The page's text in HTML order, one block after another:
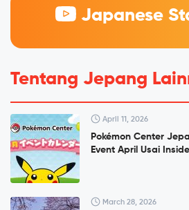
Japanese
Tentang Jepang
April 11, 2026
Pokémon Center
Event April Usai
March 28, 2026